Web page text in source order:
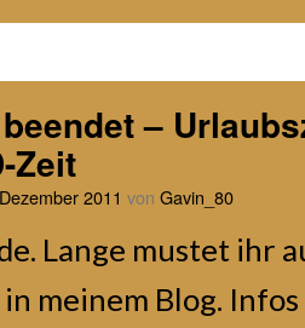
–
Zeit
2011 von Gavin_80
Lange mustet ihr
meinem Blog. Infos